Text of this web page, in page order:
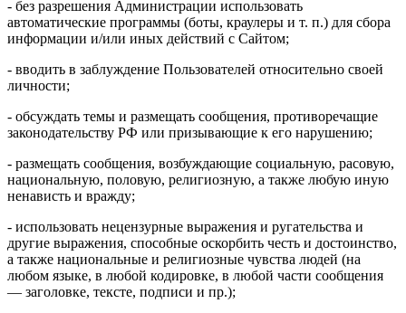
- без разрешения Администрации использовать
автоматические программы (боты, краулеры и т. п.) для сбора
информации и/или иных действий с Сайтом;
- вводить в заблуждение Пользователей относительно своей
личности;
- обсуждать темы и размещать сообщения, противоречащие
законодательству РФ или призывающие к его нарушению;
- размещать сообщения, возбуждающие социальную, расовую,
национальную, половую, религиозную, а также любую иную
ненависть и вражду;
- использовать нецензурные выражения и ругательства и
другие выражения, способные оскорбить честь и достоинство,
а также национальные и религиозные чувства людей (на
любом языке, в любой кодировке, в любой части сообщения
— заголовке, тексте, подписи и пр.);